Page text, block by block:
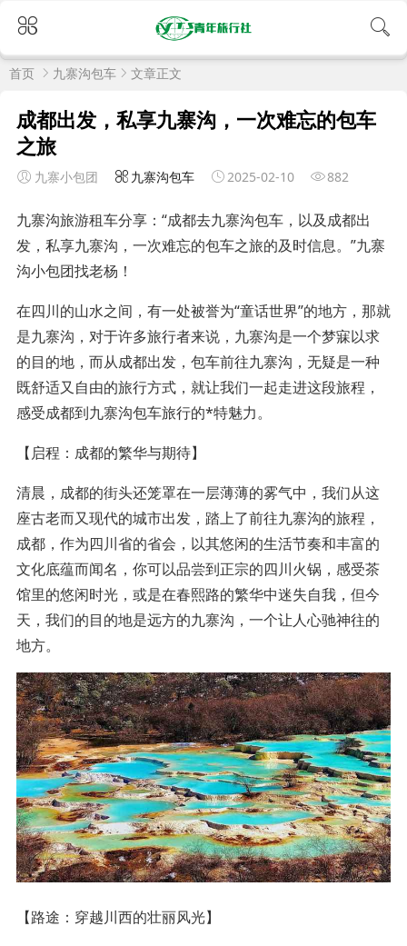
首页 九寨沟包车 文章正文
成都出发，私享九寨沟，一次难忘的包车
之旅
九寨小包团 九寨沟包车 2025-02-10 882
九寨沟旅游租车分享：“成都去九寨沟包车，以及成都出
发，私享九寨沟，一次难忘的包车之旅的及时信息。”九寨
沟小包团找老杨！
在四川的山水之间，有一处被誉为“童话世界”的地方，那就
是九寨沟，对于许多旅行者来说，九寨沟是一个梦寐以求
的目的地，而从成都出发，包车前往九寨沟，无疑是一种
既舒适又自由的旅行方式，就让我们一起走进这段旅程，
感受成都到九寨沟包车旅行的*特魅力。
【启程：成都的繁华与期待】
清晨，成都的街头还笼罩在一层薄薄的雾气中，我们从这
座古老而又现代的城市出发，踏上了前往九寨沟的旅程，
成都，作为四川省的省会，以其悠闲的生活节奏和丰富的
文化底蕴而闻名，你可以品尝到正宗的四川火锅，感受茶
馆里的悠闲时光，或是在春熙路的繁华中迷失自我，但今
天，我们的目的地是远方的九寨沟，一个让人心驰神往的
地方。
【路途：穿越川西的壮丽风光】